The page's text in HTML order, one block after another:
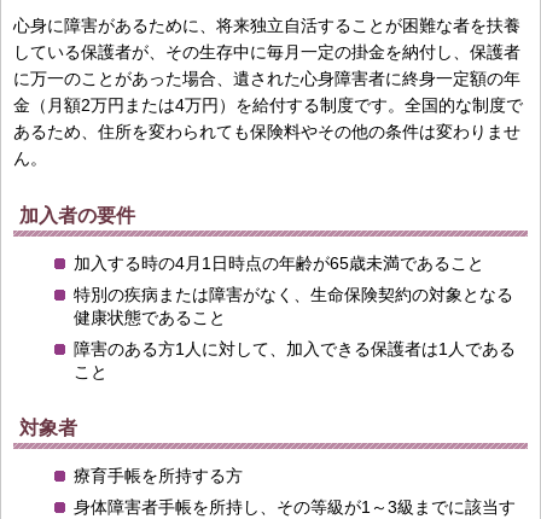
心身に障害があるために、将来独立自活することが困難な者を扶養
している保護者が、その生存中に毎月一定の掛金を納付し、保護者
に万一のことがあった場合、遺された心身障害者に終身一定額の年
金（月額2万円または4万円）を給付する制度です。全国的な制度で
あるため、住所を変わられても保険料やその他の条件は変わりませ
ん。
加入者の要件
加入する時の4月1日時点の年齢が65歳未満であること
特別の疾病または障害がなく、生命保険契約の対象となる
健康状態であること
障害のある方1人に対して、加入できる保護者は1人である
こと
対象者
療育手帳を所持する方
身体障害者手帳を所持し、その等級が1～3級までに該当す